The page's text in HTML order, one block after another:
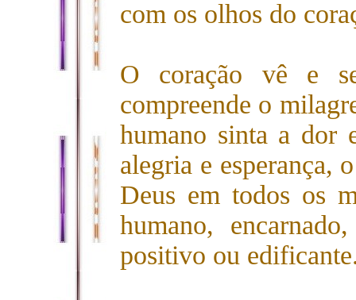
com os olhos do
O coração vê e
compreende o
humano sinta a dor
alegria e esperança,
Deus em todos os
humano,
positivo ou